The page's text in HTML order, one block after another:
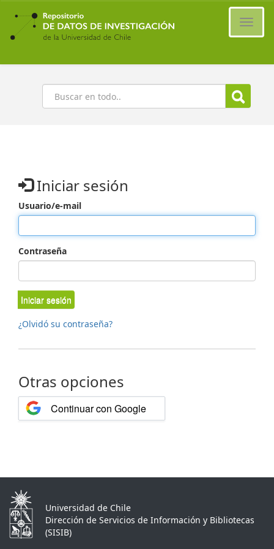
Ir
contenido
principal
Buscar
Iniciar sesión
Usuario/e-mail
Contraseña
Iniciar sesión
¿Olvidó su contraseña?
Otras opciones
Continuar con Google
Universidad de Chile
Dirección de Servicios de Información y Bibliotecas
(SISIB)